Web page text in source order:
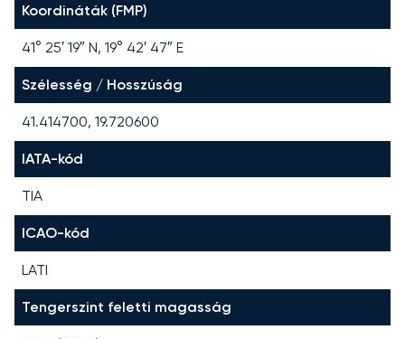
Koordináták (FMP)
41° 25′ 19″ N, 19° 42′ 47″ E
Szélesség / Hosszúság
41.414700, 19.720600
IATA-kód
TIA
ICAO-kód
LATI
Tengerszint feletti magasság